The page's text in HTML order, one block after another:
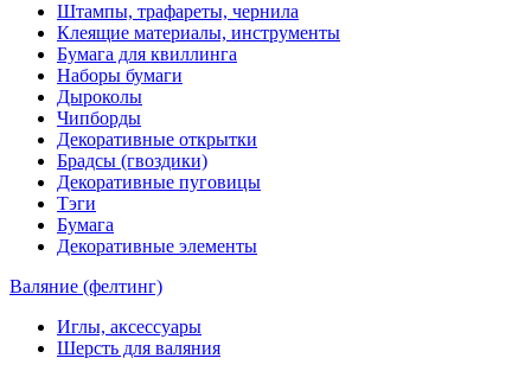
Штампы, трафареты, чернила
Клеящие материалы, инструменты
Бумага для квиллинга
Наборы бумаги
Дыроколы
Чипборды
Декоративные открытки
Брадсы (гвоздики)
Декоративные пуговицы
Тэги
Бумага
Декоративные элементы
Валяние (фелтинг)
Иглы, аксессуары
Шерсть для валяния